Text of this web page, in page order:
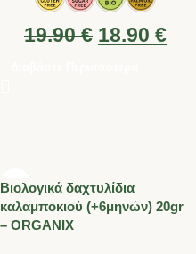
19.90€ 18.90 €
Βιολογικά δαχτυλίδια
καλαμποκιού (+6μηνών) 20gr
– ORGANIX